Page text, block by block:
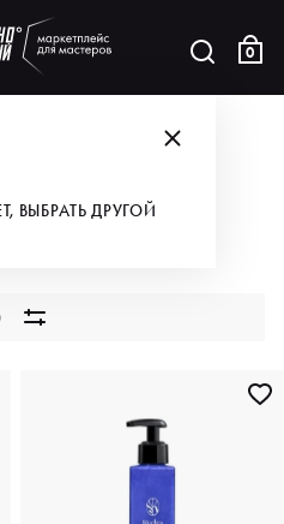
0
ВЫБРАТЬ ДРУГОЙ